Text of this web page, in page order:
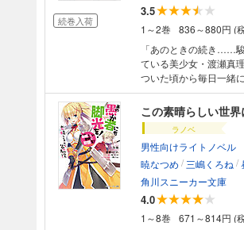
続巻入荷
3.5
1～2巻
836～880円 (
「あのときの続き……
ている美少女・渡瀬真
ついた頃から毎日一緒
の“事件”がキッカケで
でお隣になり、「おっ
しかけられる。 放課
見せてあげるね」と
ロい身体に成長した幼なじみ
版には本編終了後にス
助けたら一体どうなる
版が収録されています。
この素晴らしい世
ラノベ
男性向けライトノベル
暁なつめ / 三嶋くろね /
角川スニーカー文庫
4.0
1～8巻
671～814円 (